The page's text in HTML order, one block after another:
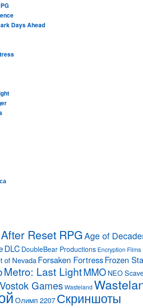
Days Ahead
After Reset RPGAge of
DLC DoubleBear Productions Encryption Films
of NevadaForsaken FortressFrozen
Metro: Last LightMMONEO
Vostok GamesWasteland
Олимп 2207Скриншоты